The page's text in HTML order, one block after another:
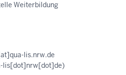
Weiterbildung
qua-lis.nrw.de
lis[dot]nrw[dot]de)